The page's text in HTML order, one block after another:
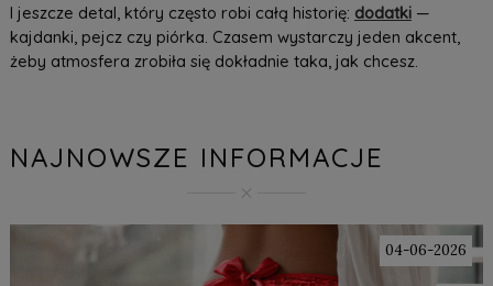
I jeszcze detal, który często robi całą historię: dodatki—
kajdanki, pejcz czy piórka. Czasem wystarczy jeden akcent,
żeby atmosfera zrobiła się dokładnie taka, jak chcesz.
NAJNOWSZE INFORMACJE
04-06-2026